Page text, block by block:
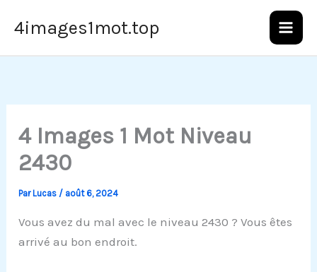
4images1mot.top
4 Images 1 Mot Niveau
2430
ParLucas / août 6, 2024
Vous avez du mal avec le niveau 2430 ? Vous êtes
arrivé au bon endroit.